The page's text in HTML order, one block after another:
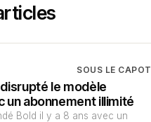
SOUS LE CAPOT
le modèle
un abonnement illimité
Bold il y a 8 ans avec un